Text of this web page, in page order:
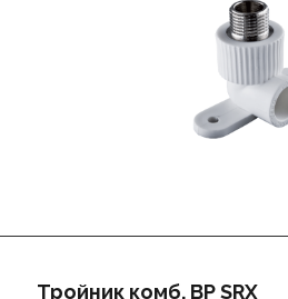
Тройник комб. ВР SRX